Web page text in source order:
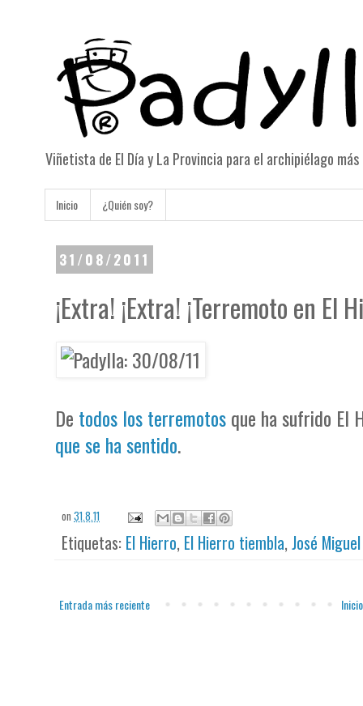
Viñetista de El Día y La Provincia para el archipiélago
Inicio ¿Quién soy?
31/08/2011
¡Extra! ¡Extra! ¡Terremoto en El
De todos los terremotosque ha sufrido El
que se ha sentido.
on31.8.11
Etiquetas: El Hierro, El Hierro tiembla,José
Entrada más reciente Inicio